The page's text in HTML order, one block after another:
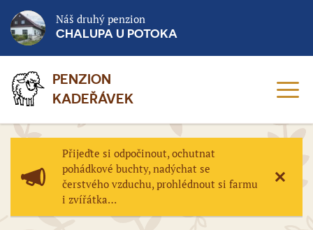
Náš druhý penzion
CHALUPA U POTOKA
PENZION
KADEŘÁVEK
Přijeďte si odpočinout, ochutnat
pohádkové buchty, nadýchat se
čerstvého vzduchu, prohlédnout si farmu
i zvířátka…